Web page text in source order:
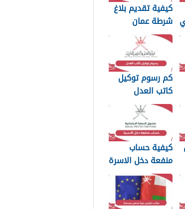
كيفية تقديم بلاغ
شرطة عمان
السلطانية 2026
كم رسوم توكيل
كاتب العدل
سلطنة عمان 2026
كيفية حساب
منفعة دخل الاسرة
سلطنة عمان 2026